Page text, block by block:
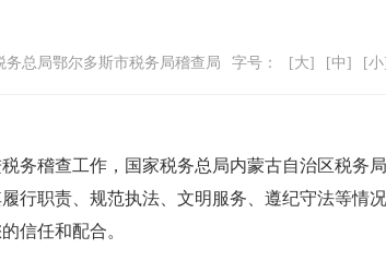
务总局鄂尔多斯市税务局稽查局 字号： [大] [中] [小]
稽查工作，国家税务总局内蒙古自治区税务
行职责、规范执法、文明服务、遵纪守法等情
信任和配合。